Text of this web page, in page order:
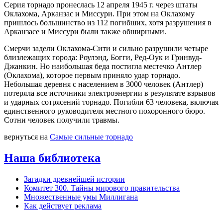
Серия торнадо пронеслась 12 апреля 1945 г. через штаты
Оклахома, Арканзас и Миссури. При этом на Оклахому
пришлось большинство из 112 погибших, хотя разрушения в
Арканзасе и Миссури были также обширными.
Смерчи задели Оклахома-Сити и сильно разрушили четыре
близлежащих города: Роулэнд, Богги, Ред-Оук и Гринвуд-
Джанкин. Но наибольшая беда постигла местечко Антлер
(Оклахома), которое первым приняло удар торнадо.
Небольшая деревня с населением в 3000 человек (Антлер)
потеряла все источники электроэнергии в результате взрывов
и ударных сотрясений торнадо. Погибли 63 человека, включая
единственного руководителя местного похоронного бюро.
Сотни человек получили травмы.
вернуться на Самые сильные торнадо
Наша библиотека
Загадки древнейшей истории
Комитет 300. Тайны мирового правительства
Mножественные умы Миллигана
Как действует реклама